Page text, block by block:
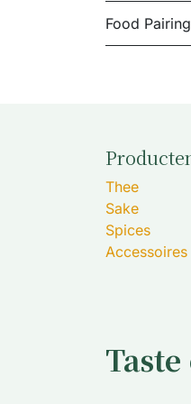
Food Pairing
Thee
Sake
Spices
Accessoires
Taste